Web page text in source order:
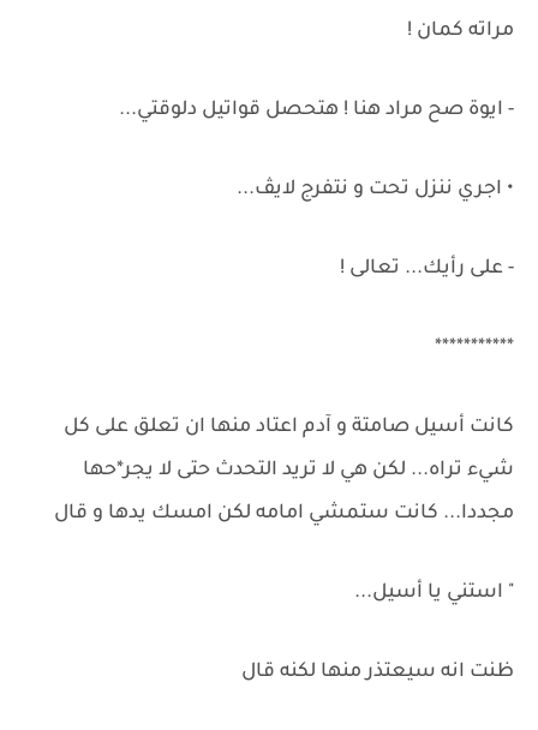
مراته كمان !
- ايوة صح مراد هنا ! هتحصل قواتيل دلوقتي...
• اجري ننزل تحت و نتفرج لايڤ...
- على رأيك... تعالى !
***********
كانت أسيل صامتة و آدم اعتاد منها ان تعلق على كل
شيء تراه... لكن هي لا تريد التحدث حتى لا يجر*حها
مجددا... كانت ستمشي امامه لكن امسك يدها و قال
" استني يا أسيل...
ظنت انه سيعتذر منها لكنه قال